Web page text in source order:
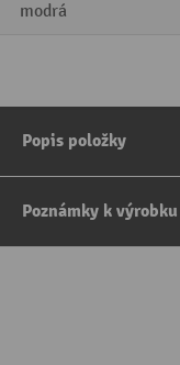
modrá
Popis položky
Poznámky k výrobku